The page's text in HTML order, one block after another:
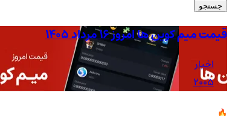
جستجو
قیمت میم کوین ها امروز ۱۶ مرداد ۱۴۰۵
اخبار
2005